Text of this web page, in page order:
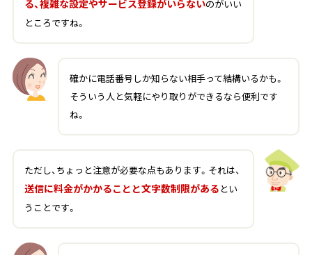
る、複雑な設定やサービス登録がいらないのがいい
ところですね。
確かに電話番号しか知らない相手って結構いるかも。
そういう人と気軽にやり取りができるなら便利です
ね。
ただし、ちょっと注意が必要な点もあります。それは、
送信に料金がかかることと文字数制限がある とい
うことです。